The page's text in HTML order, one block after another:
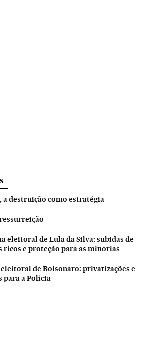
a destruição como estratégia
eleitoral de Lula da Silva: subidas de
ricos e proteção para as minorias
de Bolsonaro: privatizações e
para a Polícia